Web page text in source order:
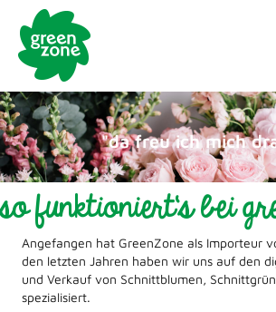
"da freu ich mich
so funktioniert‘s bei
Angefangen hat GreenZone als Importeur
den letzten Jahren haben wir uns auf den
und Verkauf von Schnittblumen,
spezialisiert.